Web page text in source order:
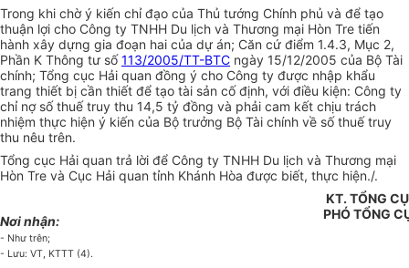
Trong khi chờ ý kiến chỉ đạo của Thủ tướng Chính phủ và để tạo
thuận lợi cho Công ty TNHH Du lịch và Thương mại Hòn Tre tiến
hành xây dựng gia đoạn hai của dự án; Căn cứ điểm 1.4.3, Mục 2,
Phần K Thông tư số113/2005/TT-BTC ngày 15/12/2005 của Bộ Tài
chính; Tổng cục Hải quan đồng ý cho Công ty được nhập khẩu
trang thiết bị cần thiết để tạo tài sản cố định, với điều kiện: Công ty
chỉ nợ số thuế truy thu 14,5 tỷ đồng và phải cam kết chịu trách
nhiệm thực hiện ý kiến của Bộ trưởng Bộ Tài chính về số thuế truy
thu nêu trên.
Tổng cục Hải quan trả lời để Công ty TNHH Du lịch và Thương mại
Hòn Tre và Cục Hải quan tỉnh Khánh Hòa được biết, thực hiện./.
Nơi nhận:
- Như trên;
- Lưu: VT, KTTT (4).
KT. TỔNG
PHÓ TỔNG